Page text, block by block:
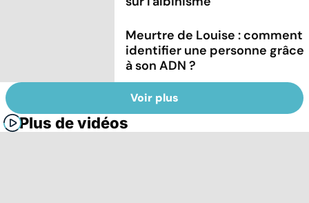
Meurtre de Louise : comment
identifier une personne grâce
à son ADN ?
Voir plus
Plus de vidéos